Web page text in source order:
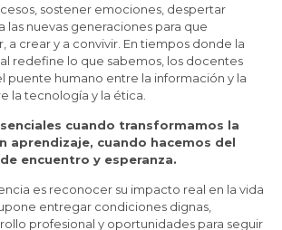
sostener emociones, despertar
las nuevas generaciones para que
a crear y a convivir. En tiempos donde la
redefine lo que sabemos, los docentes
puente humano entre la información y la
la tecnología y la ética.
cuando transformamos la
aprendizaje, cuando hacemos del
encuentro y esperanza.
es reconocer su impacto real en la vida
entregar condiciones dignas,
profesional y oportunidades para seguir